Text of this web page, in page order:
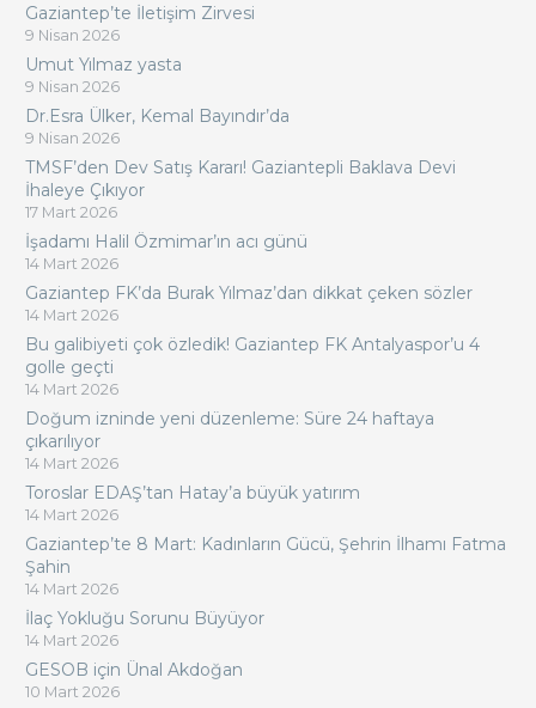
Gaziantep’te İletişim Zirvesi
9 Nisan 2026
Umut Yılmaz yasta
9 Nisan 2026
Dr.Esra Ülker, Kemal Bayındır’da
9 Nisan 2026
TMSF’den Dev Satış Kararı! Gaziantepli Baklava Devi
İhaleye Çıkıyor
17 Mart 2026
İşadamı Halil Özmimar’ın acı günü
14 Mart 2026
Gaziantep FK’da Burak Yılmaz’dan dikkat çeken sözler
14 Mart 2026
Bu galibiyeti çok özledik! Gaziantep FK Antalyaspor’u 4
golle geçti
14 Mart 2026
Doğum izninde yeni düzenleme: Süre 24 haftaya
çıkarılıyor
14 Mart 2026
Toroslar EDAŞ’tan Hatay’a büyük yatırım
14 Mart 2026
Gaziantep’te 8 Mart: Kadınların Gücü, Şehrin İlhamı Fatma
Şahin
14 Mart 2026
İlaç Yokluğu Sorunu Büyüyor
14 Mart 2026
GESOB için Ünal Akdoğan
10 Mart 2026